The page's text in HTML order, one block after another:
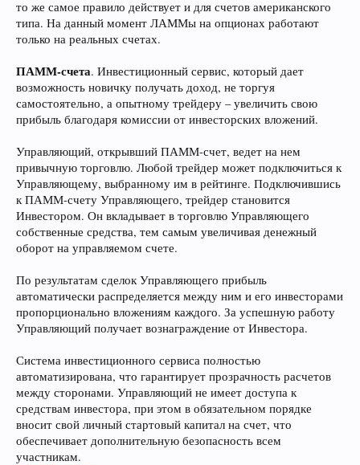
то же самое правило действует и для счетов американского
типа. На данный момент ЛАММы на опционах работают
только на реальных счетах.
ПАММ-счета. Инвестиционный сервис, который дает
возможность новичку получать доход, не торгуя
самостоятельно, а опытному трейдеру – увеличить свою
прибыль благодаря комиссии от инвесторских вложений.
Управляющий, открывший ПАММ-счет, ведет на нем
привычную торговлю. Любой трейдер может подключиться к
Управляющему, выбранному им в рейтинге. Подключившись
к ПАММ-счету Управляющего, трейдер становится
Инвестором. Он вкладывает в торговлю Управляющего
собственные средства, тем самым увеличивая денежный
оборот на управляемом счете.
По результатам сделок Управляющего прибыль
автоматически распределяется между ним и его инвесторами
пропорционально вложениям каждого. За успешную работу
Управляющий получает вознаграждение от Инвестора.
Система инвестиционного сервиса полностью
автоматизирована, что гарантирует прозрачность расчетов
между сторонами. Управляющий не имеет доступа к
средствам инвестора, при этом в обязательном порядке
вносит свой личный стартовый капитал на счет, что
обеспечивает дополнительную безопасность всем
участникам.